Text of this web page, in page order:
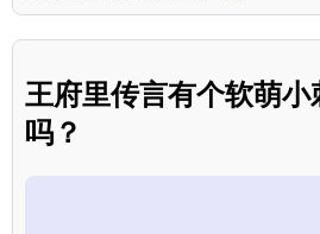
王府里传言有个软萌小
吗？